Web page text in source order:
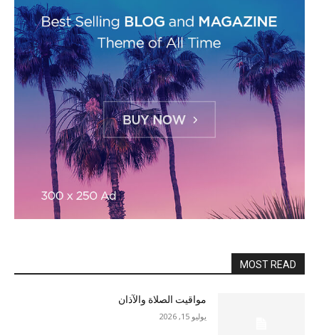
MOST READ
مواقيت الصلاة والآذان
يوليو 15, 2026